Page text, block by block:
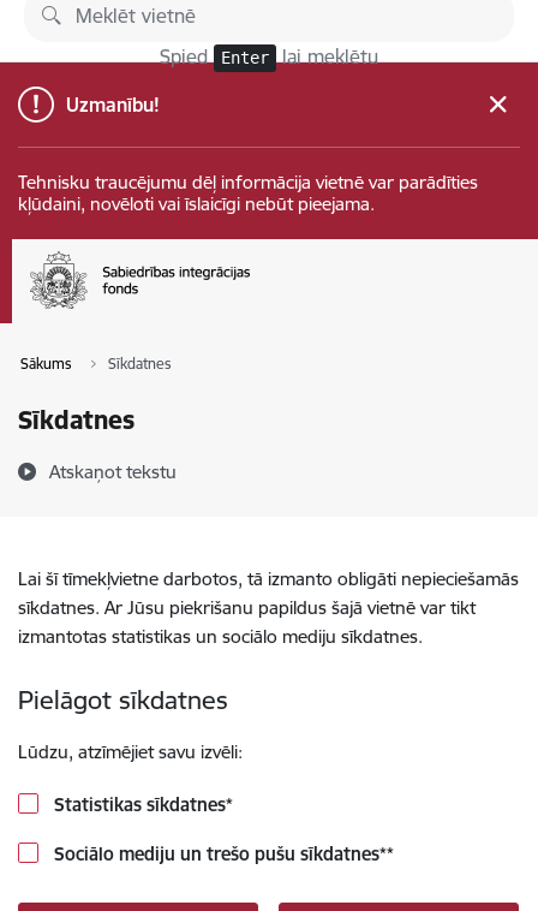
Pāriet uz lapas saturu
Spied Enter lai meklētu
Uzmanību!
Tehnisku traucējumu dēļ informācija vietnē var parādīties
kļūdaini, novēloti vai īslaicīgi nebūt pieejama.
Sākums Sīkdatnes
Sīkdatnes
Atskaņot tekstu
Lai šī tīmekļvietne darbotos, tā izmanto obligāti nepieciešamās
sīkdatnes. Ar Jūsu piekrišanu papildus šajā vietnē var tikt
izmantotas statistikas un sociālo mediju sīkdatnes.
Pielāgot sīkdatnes
Lūdzu, atzīmējiet savu izvēli:
Statistikas sīkdatnes*
Sociālo mediju un trešo pušu sīkdatnes**